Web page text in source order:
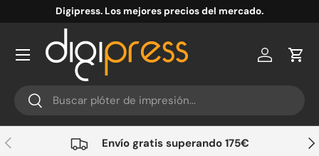
Ir al contenido
Digipress. Los mejores precios del mercado.
Buscar
Buscar
Cuenta
Anterior Envío gratis superando 175€